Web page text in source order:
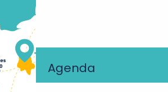
Agenda